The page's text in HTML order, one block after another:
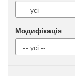
Модифікація